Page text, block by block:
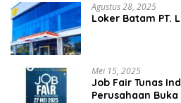
Agustus 28, 2025
Loker Batam PT.
Mei 15, 2025
Job Fair Tunas
Perusahaan